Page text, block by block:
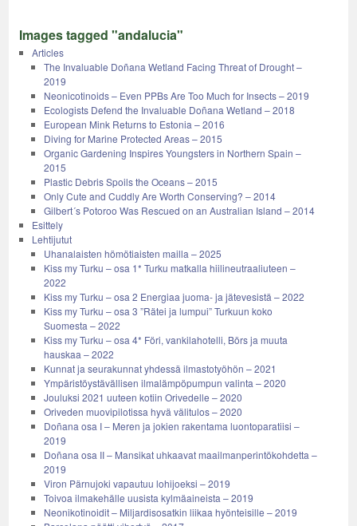
Images tagged "andalucia"
Articles
The Invaluable Doñana Wetland Facing Threat of Drought –
2019
Neonicotinoids – Even PPBs Are Too Much for Insects – 2019
Ecologists Defend the Invaluable Doñana Wetland – 2018
European Mink Returns to Estonia – 2016
Diving for Marine Protected Areas – 2015
Organic Gardening Inspires Youngsters in Northern Spain –
2015
Plastic Debris Spoils the Oceans – 2015
Only Cute and Cuddly Are Worth Conserving? – 2014
Gilbert´s Potoroo Was Rescued on an Australian Island – 2014
Esittely
Lehtijutut
Uhanalaisten hömötiaisten mailla – 2025
Kiss my Turku – osa 1* Turku matkalla hiilineutraaliuteen –
2022
Kiss my Turku – osa 2 Energiaa juoma- ja jätevesistä – 2022
Kiss my Turku – osa 3 ”Rätei ja lumpui” Turkuun koko
Suomesta – 2022
Kiss my Turku – osa 4* Föri, vankilahotelli, Börs ja muuta
hauskaa – 2022
Kunnat ja seurakunnat yhdessä ilmastotyöhön – 2021
Ympäristöystävällisen ilmalämpöpumpun valinta – 2020
Jouluksi 2021 uuteen kotiin Orivedelle – 2020
Oriveden muovipilotissa hyvä välitulos – 2020
Doñana osa I – Meren ja jokien rakentama luontoparatiisi –
2019
Doñana osa II – Mansikat uhkaavat maailmanperintökohdetta –
2019
Viron Pärnujoki vapautuu lohijoeksi – 2019
Toivoa ilmakehälle uusista kylmäaineista – 2019
Neonikotinoidit – Miljardisosatkin liikaa hyönteisille – 2019